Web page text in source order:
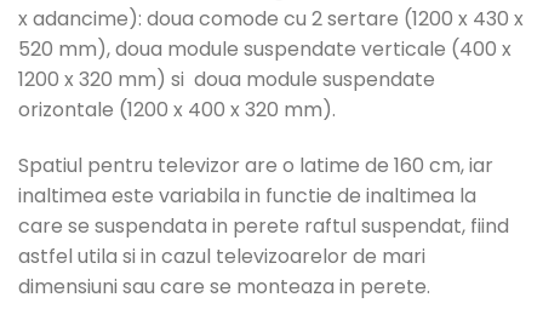
x adancime): doua comode cu 2 sertare (1200 x 430 x
520 mm), doua module suspendate verticale (400 x
1200 x 320 mm) si doua module suspendate
orizontale (1200 x 400 x 320 mm).
Spatiul pentru televizor are o latime de 160 cm, iar
inaltimea este variabila in functie de inaltimea la
care se suspendata in perete raftul suspendat, fiind
astfel utila si in cazul televizoarelor de mari
dimensiuni sau care se monteaza in perete.